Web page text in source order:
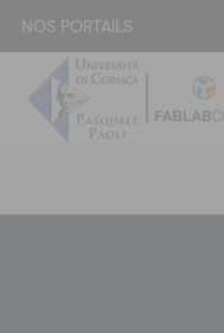
NOS PORTAILS :